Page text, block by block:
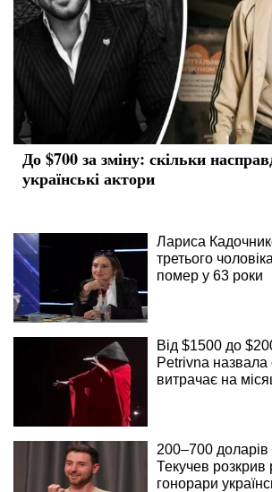
До $700 за зміну: скільки
українські актори
Лариса
третього
помер у 63 роки
Від $1500 до
Petrivna назвала
витрачає на
200–700
Текучев розкрив
гонорари